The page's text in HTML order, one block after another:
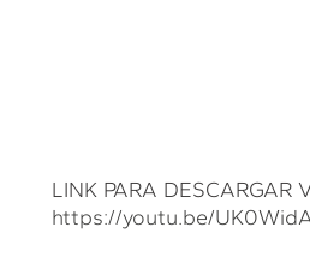
LINK PARA DESCARGAR
https://youtu.be/